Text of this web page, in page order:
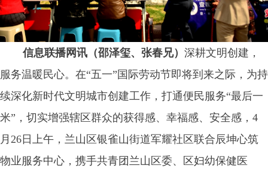
信息联播网讯（邵泽玺、张春兄） 深耕文明创建，
服务温暖民心。在“五一”国际劳动节即将到来之际，为持
续深化新时代文明城市创建工作，打通便民服务“最后一
米”，切实增强辖区群众的获得感、幸福感、安全感，4
月26日上午，兰山区银雀山街道军耀社区联合辰坤心筑
物业服务中心，携手共青团兰山区委、区妇幼保健医